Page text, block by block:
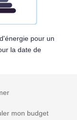
pour un
la date de
mon budget